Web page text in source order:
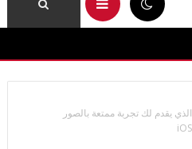
تطبيق MSQRD الذي يقدم لك تجربة ممتعة بالصور